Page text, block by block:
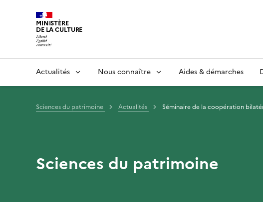
MINISTÈRE
DE LA CULTURE
Actualités Nous connaître Aides & démarches
Sciences du patrimoine Actualités Séminaire de la coopération
Sciences du patrimoine